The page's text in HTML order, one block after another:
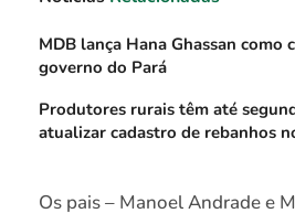
MDB lança Hana Ghassan como
governo do Pará
Produtores rurais têm até
atualizar cadastro de rebanhos
Os pais – Manoel Andrade e